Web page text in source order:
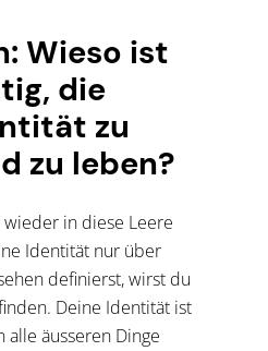
Wieso ist
die
zu
zu leben?
in diese Leere
Identität nur über
definierst, wirst du
Deine Identität ist
alle äusseren Dinge